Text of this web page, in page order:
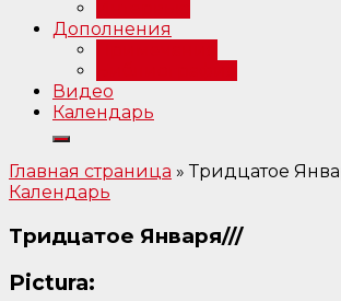
Дополнения
Видео
Календарь
Главная страница »Тридцатое
Календарь
Тридцатое Января///
Pictura: